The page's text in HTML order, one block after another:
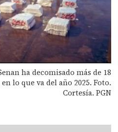
ha decomisado más de 18
lo que va del año 2025. Foto.
Cortesía. PGN